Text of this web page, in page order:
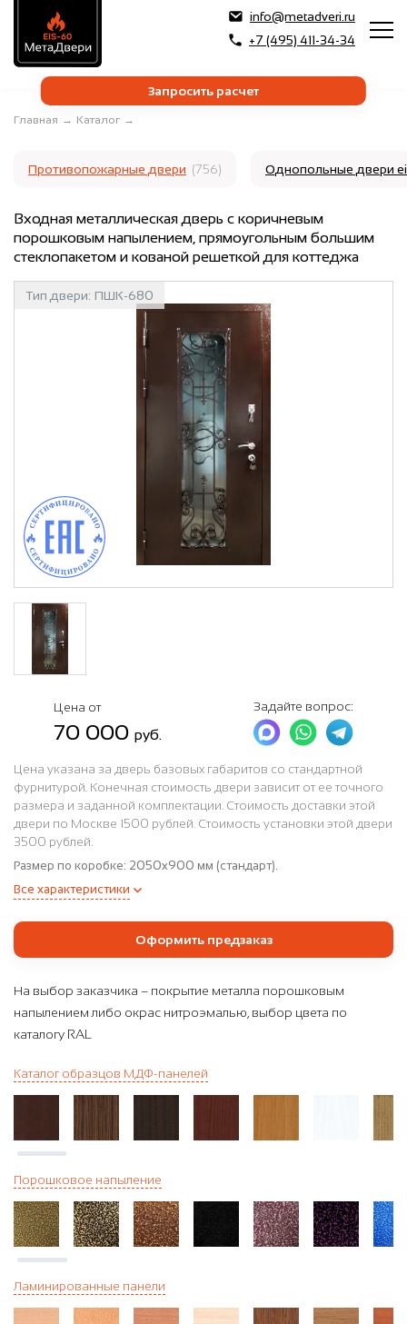
info@metadveri.ru
+7 (495) 411-34-34
Запросить расчет
Главная → Каталог →
Противопожарные двери (756) Однопольные двери
Входная металлическая дверь с коричневым
порошковым напылением, прямоугольным большим
стеклопакетом и кованой решеткой для коттеджа
Тип двери: ПШК-680
Цена от
70 000руб.
Задайте вопрос:
Цена указана за дверь базовых габаритов со стандартной
фурнитурой. Конечная стоимость двери зависит от ее точного
размера и заданной комплектации. Стоимость доставки этой
двери по Москве 1500 рублей. Стоимость установки этой двери
3500 рублей.
Размер по коробке: 2050x900 мм (стандарт).
Все характеристики
Оформить предзаказ
На выбор заказчика – покрытие металла порошковым
напылением либо окрас нитроэмалью, выбор цвета по
каталогу RAL
Каталог образцов МДФ-панелей
Порошковое напыление
Ламинированные панели